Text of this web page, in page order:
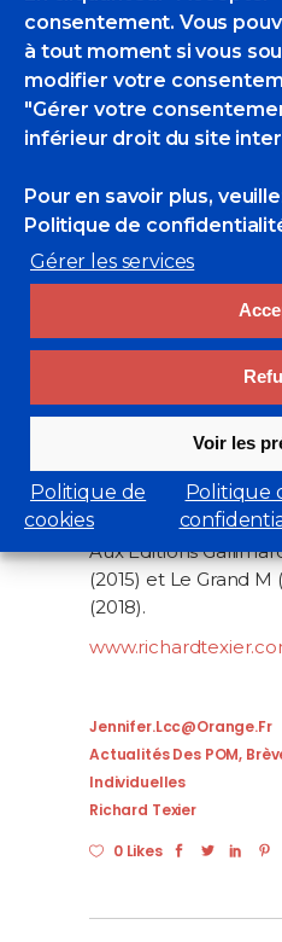
consentement. Vous
à tout moment si vous
modifier votre
"Gérer votre
inférieur droit du site
Pour en savoir plus,
Politique de
Gérer les services
Voir les
Politique de
cookies
Politique
nous entoure. Elle
rayonnante,
Des milliards de
fourrés de notre
nous l’ébauche
l’hypothèse d’un ver
Richard Texier puise
les éblouissements
nourri son travail
malice et tendresse
sortis de l’enfance
vibrer, comme en
puissant amour de la
surprises. L’auteur
grâce à l’art les
fugaces afin de les
du temps.
Aux Éditions
(2015) et Le Grand M
(2018).
Jennifer.lcc@orange.fr
Actualités Des POM,
Individuelles
Richard Texier
0 Likes